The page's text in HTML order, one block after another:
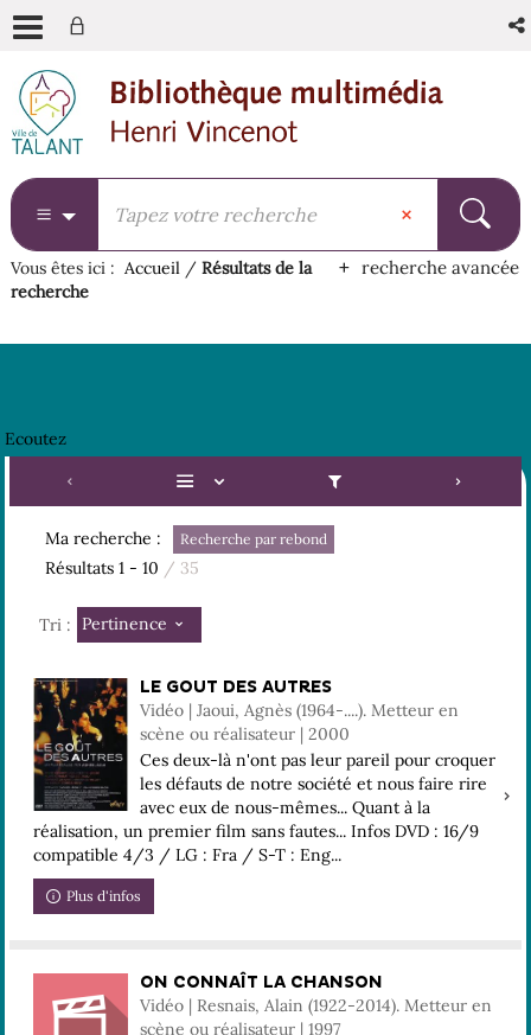
menu
contenu
recherche
recherche avancée
Vous êtes ici : Accueil / Résultats de la
recherche
Ecoutez
Ma recherche : Recherche par rebond
Résultats 1 - 10 / 35
Tri : Pertinence
LE GOUT DES AUTRES
Vidéo | Jaoui, Agnès (1964-....). Metteur en
scène ou réalisateur | 2000
Ces deux-là n'ont pas leur pareil pour croquer
les défauts de notre société et nous faire rire
avec eux de nous-mêmes... Quant à la
réalisation, un premier film sans fautes... Infos DVD : 16/9
compatible 4/3 / LG : Fra / S-T : Eng...
Plus d'infos
ON CONNAÎT LA CHANSON
Vidéo | Resnais, Alain (1922-2014). Metteur en
scène ou réalisateur | 1997